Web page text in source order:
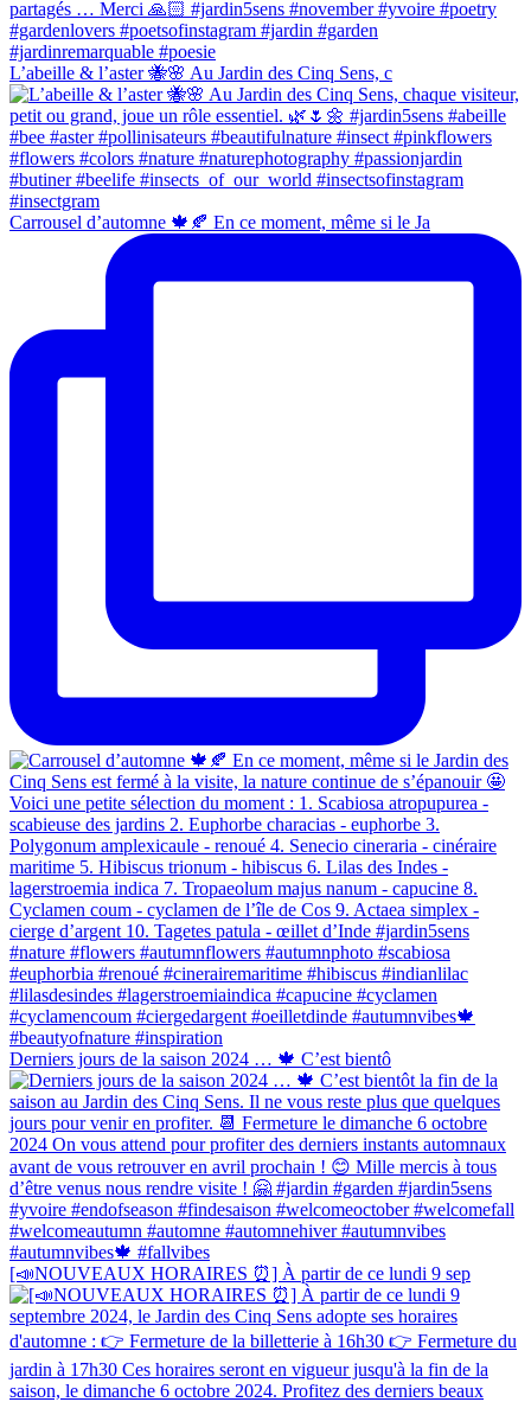
L’abeille & l’aster 🐝🌸 Au Jardin des Cinq Sens, c
Carrousel d’automne 🍁🍂 En ce moment, même si le Ja
Derniers jours de la saison 2024 … 🍁 C’est bientô
[📣NOUVEAUX HORAIRES ⏰] À partir de ce lundi 9 sep